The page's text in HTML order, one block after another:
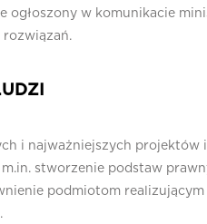
ogłoszony w komunikacie
i najważniejszych
stworzenie podstaw
podmiotom